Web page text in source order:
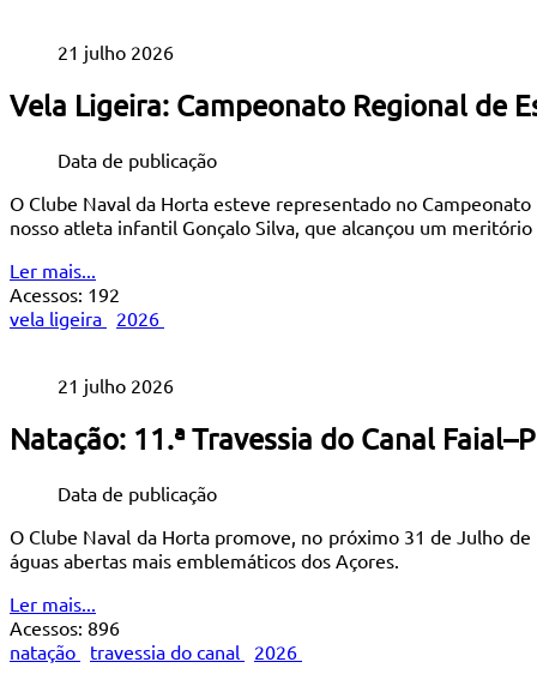
21 julho 2026
Vela Ligeira: Campeonato Regional de
Data de publicação
O Clube Naval da Horta esteve representado no
nosso atleta infantil Gonçalo Silva, que alcançou um
Ler mais...
Acessos: 192
vela ligeira
2026
21 julho 2026
Natação: 11.ª Travessia do Canal
Data de publicação
O Clube Naval da Horta promove, no próximo 31 de Julho
águas abertas mais emblemáticos dos Açores.
Ler mais...
Acessos: 896
natação
travessia do canal
2026